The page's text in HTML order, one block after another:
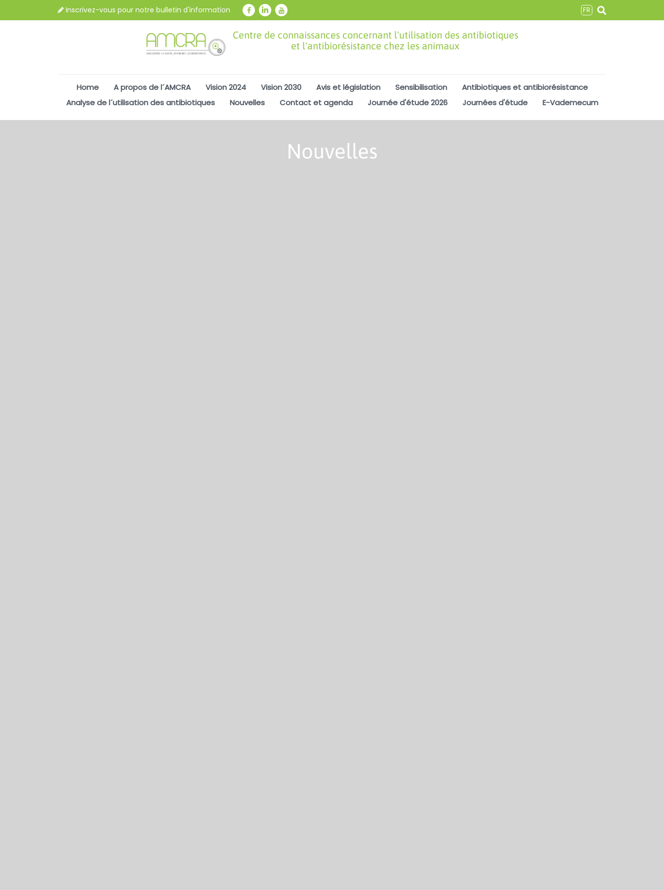
Inscrivez-vous pour notre bulletin d'information FR
Centre de connaissances concernant l'utilisation des antibiotiques
et l'antibiorésistance chez les animaux
Home A propos de l´AMCRA Vision 2024 Vision 2030 Avis et législation Sensibilisation
Antibiotiques et antibiorésistance
Analyse de l´utilisation des antibiotiques
Nouvelles Contact et agenda Journée d'étude 2026 Journées d'étude E-Vademecum
Nouvelles